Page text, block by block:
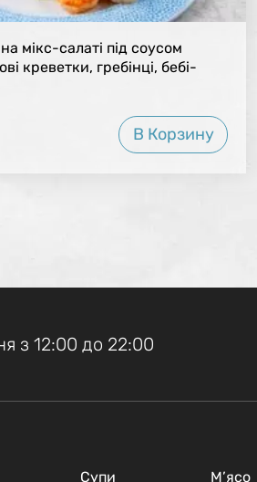
мікс-салаті під соусом
креветки, гребінці, бебі-
В Корзину
з 12:00 до 22:00
Супи М’ясо